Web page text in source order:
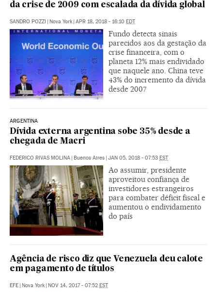
da crise de 2009 com escalada da dívida global
SANDRO POZZI | Nova York | APR 18, 2018 - 16:10 EDT
Fundo detecta sinais
parecidos aos da gestação da
crise financeira, com o
planeta 12% mais endividado
que naquele ano. China teve
43% do incremento da dívida
desde 2007
ARGENTINA
Dívida externa argentina sobe 35% desde a
chegada de Macri
FEDERICO RIVAS MOLINA | Buenos Aires | JAN 05, 2018 - 07:53 EST
Ao assumir, presidente
aproveitou confiança de
investidores estrangeiros
para combater déficit fiscal e
aumentou o endividamento
do país
Agência de risco diz que Venezuela deu calote
em pagamento de títulos
EFE | Nova York | NOV 14, 2017 - 07:52 EST